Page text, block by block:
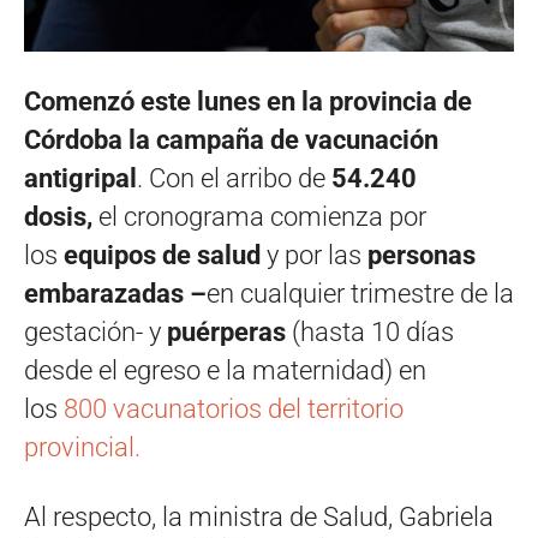
Comenzó este lunes en la provincia de
Córdoba la campaña de vacunación
antigripal . Con el arribo de 54.240
dosis, el cronograma comienza por
los equipos de salud y por las personas
embarazadas –en cualquier trimestre de la
gestación- y puérperas (hasta 10 días
desde el egreso e la maternidad) en
los 800 vacunatorios del territorio
provincial.
Al respecto, la ministra de Salud, Gabriela